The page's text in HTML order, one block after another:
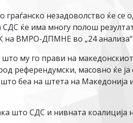
незадоволство ќе се
ќе има многу полош
на ВМРО-ДПМНЕ во „24
му го прави на
референдумски, масовно ќе ја
беа на штета на Македонија
што СДС и нивната коалиција